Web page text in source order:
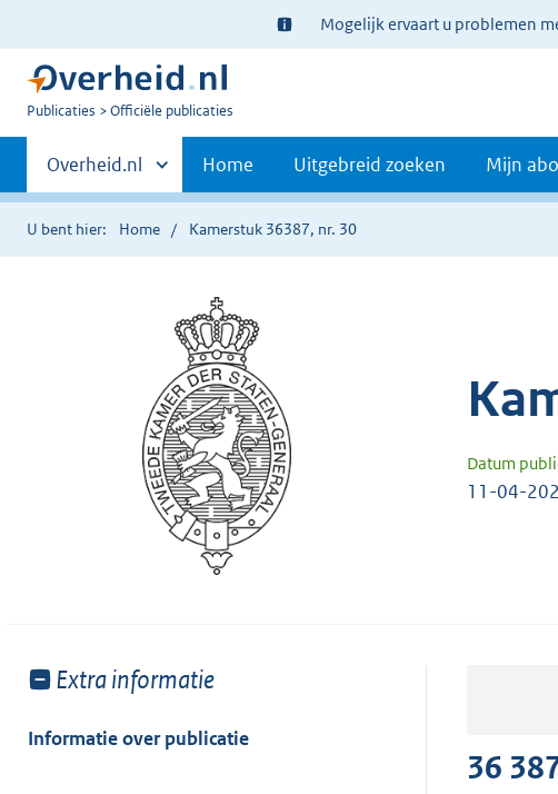
Ter
informatie:
Mogelijk ervaart u problemen
U
Publicaties Officiële publicaties
Primaire
navigatie
Andere
sites
binnen
Overheid.nl Home Uitgebreid zoeken Mijn
U bent hier: Home Kamerstuk 36387, nr. 30
Datum
11-04-
Toon
van:
Extra informatie
Informatie over publicatie
36